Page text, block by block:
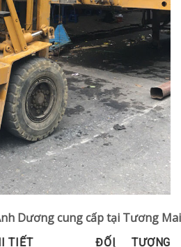
Dương cung cấp tại Tương
TIẾT
ĐỐI TƯỢNG